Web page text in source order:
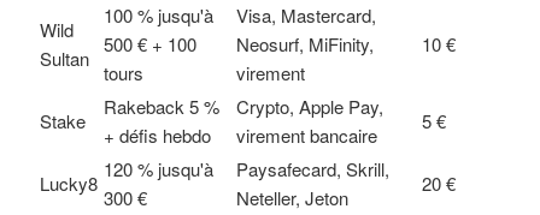
Wild
Sultan
100 % jusqu'à
500 € + 100
tours
Visa, Mastercard,
Neosurf, MiFinity,
virement
10 €
Stake
Rakeback 5 %
+ défis hebdo
Crypto, Apple Pay,
virement bancaire
5 €
Lucky8
120 % jusqu'à
300 €
Paysafecard, Skrill,
Neteller, Jeton
20 €